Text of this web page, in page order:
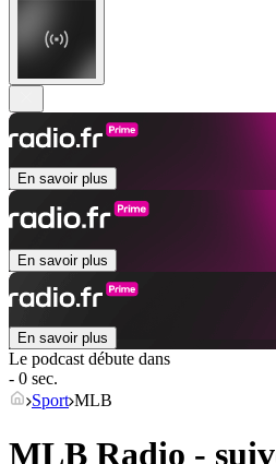
En savoir plus
En savoir plus
En savoir plus
Le podcast débute dans
- 0 sec.
Sport MLB
MLB Radio -